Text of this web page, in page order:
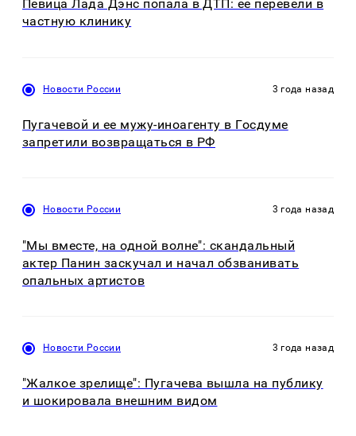
Певица Лада Дэнс попала в ДТП: ее перевели в
частную клинику
Новости России 3 года назад
Пугачевой и ее мужу-иноагенту в Госдуме
запретили возвращаться в РФ
Новости России 3 года назад
"Мы вместе, на одной волне": скандальный
актер Панин заскучал и начал обзванивать
опальных артистов
Новости России 3 года назад
"Жалкое зрелище": Пугачева вышла на публику
и шокировала внешним видом